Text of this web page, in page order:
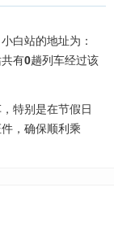
白站的地址为：
有0趟列车经过该
特别是在节假日
，确保顺利乘